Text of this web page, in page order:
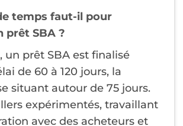
temps faut-il pour
prêt SBA ?
un prêt SBA est finalisé
de 60 à 120 jours, la
situant autour de 75 jours.
expérimentés, travaillant
avec des acheteurs et